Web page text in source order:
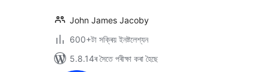
John James Jacoby
600+টা সক্ৰিয় ইনষ্টলেশ্যন
5.8.14ৰ সৈতে পৰীক্ষা কৰা হৈছে